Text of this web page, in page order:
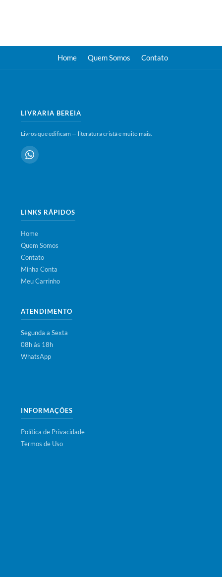
Home Quem Somos Contato
LIVRARIA BEREIA
Livros que edificam — literatura cristã e muito mais.
LINKS RÁPIDOS
Home
Quem Somos
Contato
Minha Conta
Meu Carrinho
ATENDIMENTO
Segunda a Sexta
08h às 18h
WhatsApp
INFORMAÇÕES
Política de Privacidade
Termos de Uso